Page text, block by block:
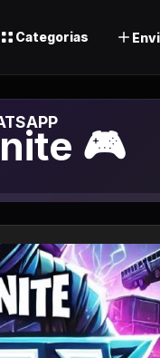
Categorias
🎮